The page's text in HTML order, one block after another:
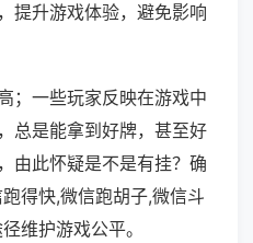
提升游戏体验，避免影响
；一些玩家反映在游戏中
总是能拿到好牌，甚至好
由此怀疑是不是有挂？确
得快,微信跑胡子,微信斗
维护游戏公平。